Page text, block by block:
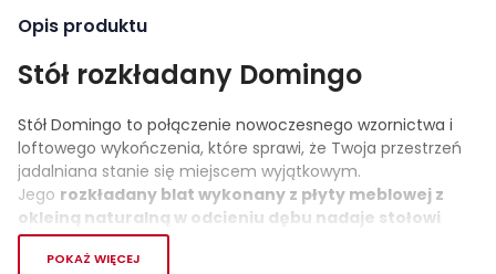
Opis produktu
Stół rozkładany Domingo
Stół Domingo to połączenie nowoczesnego wzornictwa i
loftowego wykończenia, które sprawi, że Twoja przestrzeń
jadalniana stanie się miejscem wyjątkowym.
Jego rozkładany blat wykonany z płyty meblowej z
okleiną naturalną w odcieniu dębu nadaje stołowi
elegancji i solidności.
odcieniu czarnym dodaje charakterystycznego wyglądu,
POKAŻ WIĘCEJ